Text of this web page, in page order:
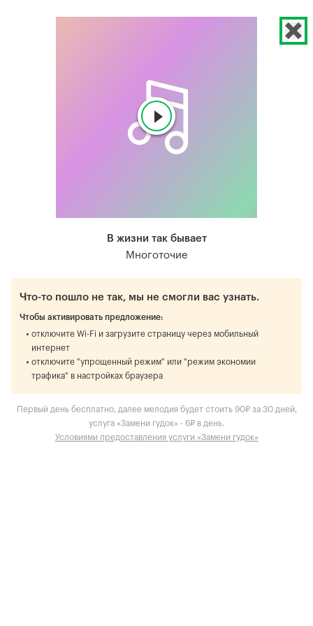
В жизни так бывает
Многоточие
Что-то пошло не так, мы не смогли вас узнать.
Чтобы активировать предложение:
отключите Wi-Fi и загрузите страницу через мобильный
интернет
отключите "упрощенный режим" или "режим экономии
трафика" в настройках браузера
Первый день бесплатно, далее мелодия будет стоить 90₽ за 30 дней,
услуга «Замени гудок» - 6₽ в день.
Условиями предоставления услуги «Замени гудок»